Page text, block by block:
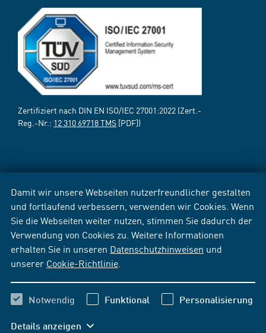
Damit wir unsere Webseiten nutzerfreundlicher gestalten
und fortlaufend verbessern, verwenden wir Cookies. Wenn
Sie die Webseiten weiter nutzen, stimmen Sie dadurch der
Verwendung von Cookies zu. Weitere Informationen
erhalten Sie in unseren Datenschutzhinweisen und
unserer Cookie-Richtlinie
Notwendig Funktional Personalisierung
Details anzeigen
Zertifiziert nach DIN EN ISO/IEC 27001:2022 (Zert.-
Reg.-Nr.: 12 310 69718 TMS [PDF])